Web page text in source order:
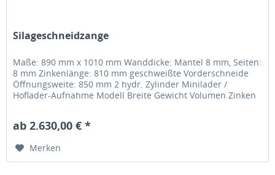
Silageschneidzange
Maße: 890 mm x 1010 mm Wanddicke: Mantel 8 mm, Seiten:
8 mm Zinkenlänge: 810 mm geschweißte Vorderschneide
Öffnungsweite: 850 mm 2 hydr. Zylinder Minilader /
Hoflader-Aufnahme Modell Breite Gewicht Volumen Zinken
ab 2.630,00 € *
Merken